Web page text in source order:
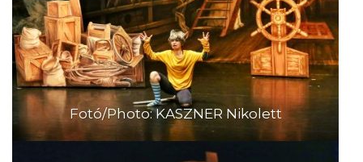
Fotó/Photo: KASZNER Nikolett